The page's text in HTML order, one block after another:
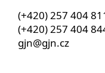
(+420) 257 404
(+420) 257 404
gjn@gjn.cz